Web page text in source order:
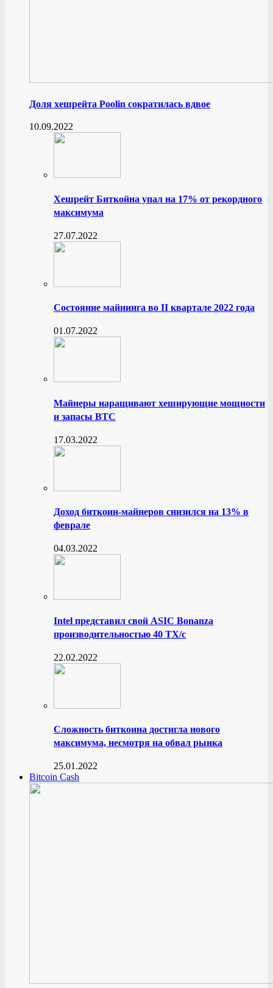
Доля хешрейта Poolin сократилась вдвое
10.09.2022
Хешрейт Биткойна упал на 17% от рекордного
максимума
27.07.2022
Состояние майнинга во II квартале 2022 года
01.07.2022
Майнеры наращивают хеширующие мощности
и запасы BTC
17.03.2022
Доход биткоин-майнеров снизился на 13% в
феврале
04.03.2022
Intel представил свой ASIC Bonanza
производительностью 40 ТХ/с
22.02.2022
Сложность биткоина достигла нового
максимума, несмотря на обвал рынка
25.01.2022
Bitcoin Cash